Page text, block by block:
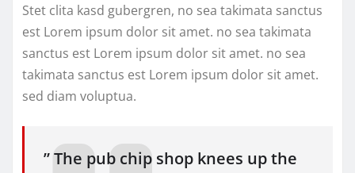
Stet clita kasd gubergren, no sea takimata sanctus
est Lorem ipsum dolor sit amet. no sea takimata
sanctus est Lorem ipsum dolor sit amet. no sea
takimata sanctus est Lorem ipsum dolor sit amet.
sed diam voluptua.
” The pub chip shop knees up the